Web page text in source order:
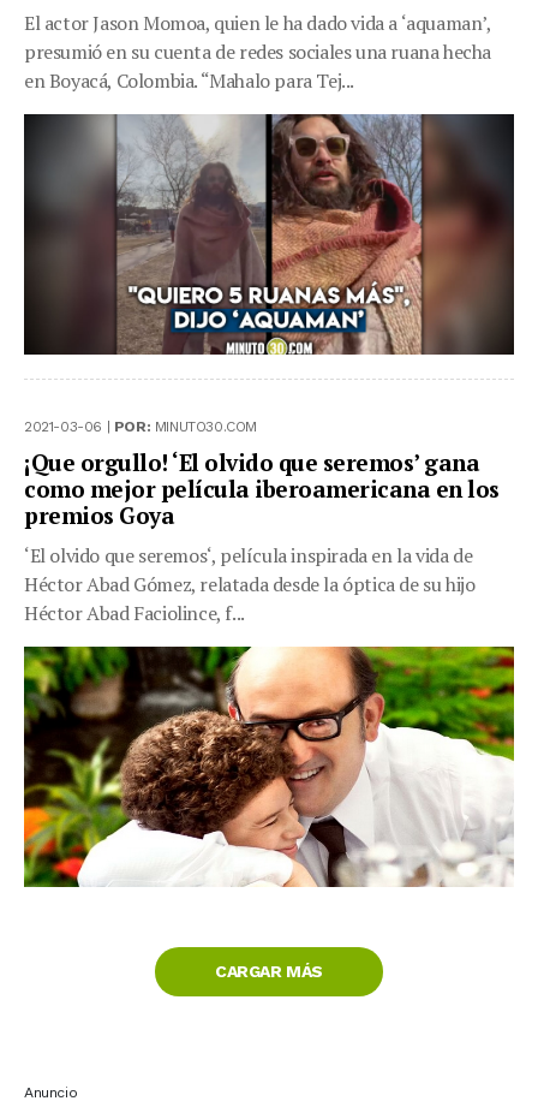
El actor Jason Momoa, quien le ha dado vida a ‘aquaman’,
presumió en su cuenta de redes sociales una ruana hecha
en Boyacá, Colombia. “Mahalo para Tej...
2021-03-06 | POR: MINUTO30.COM
¡Que orgullo! ‘El olvido que seremos’ gana
como mejor película iberoamericana en los
premios Goya
‘El olvido que seremos‘, película inspirada en la vida de
Héctor Abad Gómez, relatada desde la óptica de su hijo
Héctor Abad Faciolince, f...
CARGAR MÁS
Anuncio